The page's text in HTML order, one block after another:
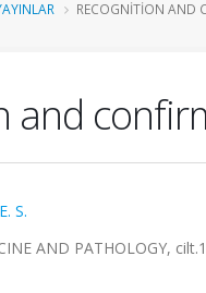
RECOGNITION AND
and
S.
AND PATHOLOGY,